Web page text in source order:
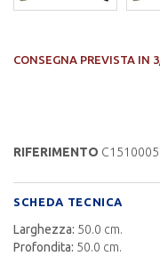
CONSEGNA PREVISTA IN
RIFERIMENTO
SCHEDA TECNICA
Larghezza: 50.0 cm.
Profondita: 50.0 cm.